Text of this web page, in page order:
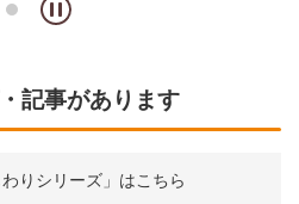
記事があります
りシリーズ」はこちら